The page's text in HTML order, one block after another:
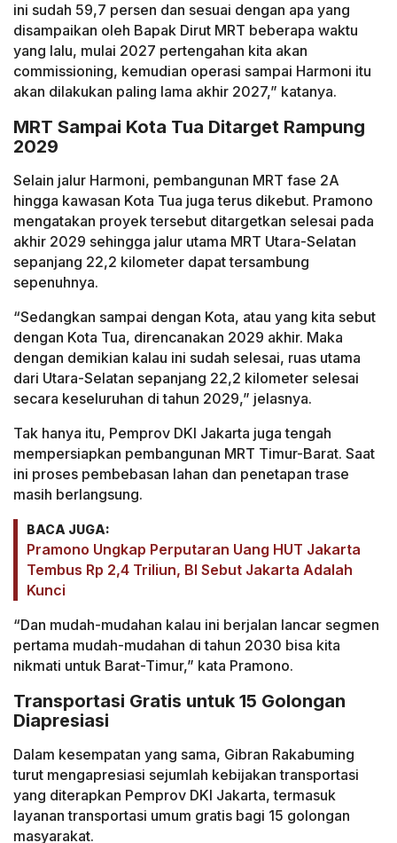
ini sudah 59,7 persen dan sesuai dengan apa yang
disampaikan oleh Bapak Dirut MRT beberapa waktu
yang lalu, mulai 2027 pertengahan kita akan
commissioning, kemudian operasi sampai Harmoni itu
akan dilakukan paling lama akhir 2027,” katanya.
MRT Sampai Kota Tua Ditarget Rampung
2029
Selain jalur Harmoni, pembangunan MRT fase 2A
hingga kawasan Kota Tua juga terus dikebut. Pramono
mengatakan proyek tersebut ditargetkan selesai pada
akhir 2029 sehingga jalur utama MRT Utara-Selatan
sepanjang 22,2 kilometer dapat tersambung
sepenuhnya.
“Sedangkan sampai dengan Kota, atau yang kita sebut
dengan Kota Tua, direncanakan 2029 akhir. Maka
dengan demikian kalau ini sudah selesai, ruas utama
dari Utara-Selatan sepanjang 22,2 kilometer selesai
secara keseluruhan di tahun 2029,” jelasnya.
Tak hanya itu, Pemprov DKI Jakarta juga tengah
mempersiapkan pembangunan MRT Timur-Barat. Saat
ini proses pembebasan lahan dan penetapan trase
masih berlangsung.
BACA JUGA:
Pramono Ungkap Perputaran Uang HUT Jakarta
Tembus Rp 2,4 Triliun, BI Sebut Jakarta Adalah
Kunci
“Dan mudah-mudahan kalau ini berjalan lancar segmen
pertama mudah-mudahan di tahun 2030 bisa kita
nikmati untuk Barat-Timur,” kata Pramono.
Transportasi Gratis untuk 15 Golongan
Diapresiasi
Dalam kesempatan yang sama, Gibran Rakabuming
turut mengapresiasi sejumlah kebijakan transportasi
yang diterapkan Pemprov DKI Jakarta, termasuk
layanan transportasi umum gratis bagi 15 golongan
masyarakat.